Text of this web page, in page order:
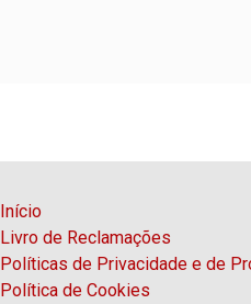
Início
Livro de Reclamações
Políticas de Privacidade e de
Política de Cookies